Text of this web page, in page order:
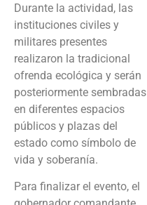
Durante la actividad, las
instituciones civiles y
militares presentes
realizaron la tradicional
ofrenda ecológica y serán
posteriormente sembradas
en diferentes espacios
públicos y plazas del
estado como símbolo de
vida y soberanía.
Para finalizar el evento, el